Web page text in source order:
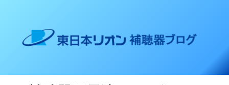
東日本リオン 補聴器ブログ